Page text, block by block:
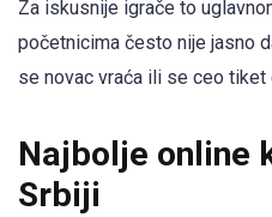
Za iskusnije igrače to
početnicima često nije jasno
se novac vraća ili se ceo tiket
Najbolje online
Srbiji